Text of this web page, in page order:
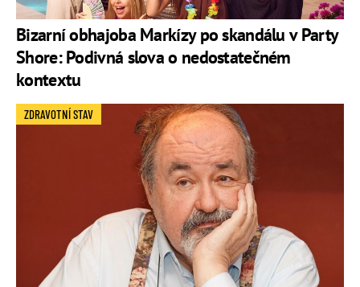
Bizarní obhajoba Markízy po skandálu v Party
Shore: Podivná slova o nedostatečném
kontextu
ZDRAVOTNÍ STAV